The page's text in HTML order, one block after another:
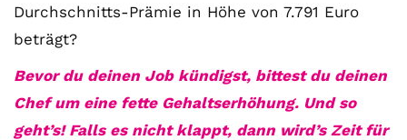
Durchschnitts-Prämie in Höhe von 7.791 Euro
beträgt?
Bevor du deinen Job kündigst, bittest du deinen
Chef um eine fette Gehaltserhöhung. Und so
geht’s! Falls es nicht klappt, dann wird’s Zeit für
des
Videos
akzeptieren
Sie
die